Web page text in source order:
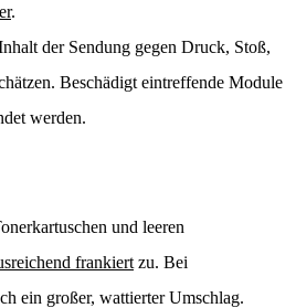
.
der Sendung gegen Druck, Stoß,
Beschädigt eintreffende Module
werden.
und leeren
frankiert zu. Bei
ein großer, wattierter Umschlag.